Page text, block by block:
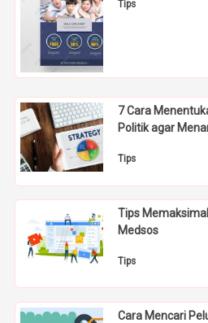
Tips
7 Cara
Politik agar
Tips
Tips
Medsos
Tips
Cara Mencari